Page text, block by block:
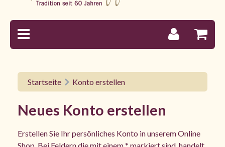
Startseite Konto erstellen
Neues Konto erstellen
Erstellen Sie Ihr persönliches Konto in unserem Online